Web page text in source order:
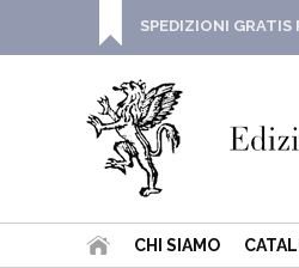
SPEDIZIONI GRATIS
CHI SIAMO